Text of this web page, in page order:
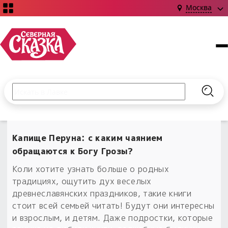
Москва
Книги
Издания о Славянской культуре и ведовстве
Коллекции
Наборы для курсов и книг
Обереги славян нательные
Сказки
Гадание
Магия
Библиография
С чего начать?
Материалы
Для алтаря
Расходные материалы
Новинки ›
Готовые заговоры
Для чего:
Введите текст и нажмите кнопку «Найти», чтобы
Капище Перуна: с каким чаянием
обращаются к Богу Грозы?
Коли хотите узнать больше о родных
традициях, ощутить дух веселых
древнеславянских праздников, такие книги
стоит всей семьей читать! Будут они интересны
и взрослым, и детям. Даже подростки, которые